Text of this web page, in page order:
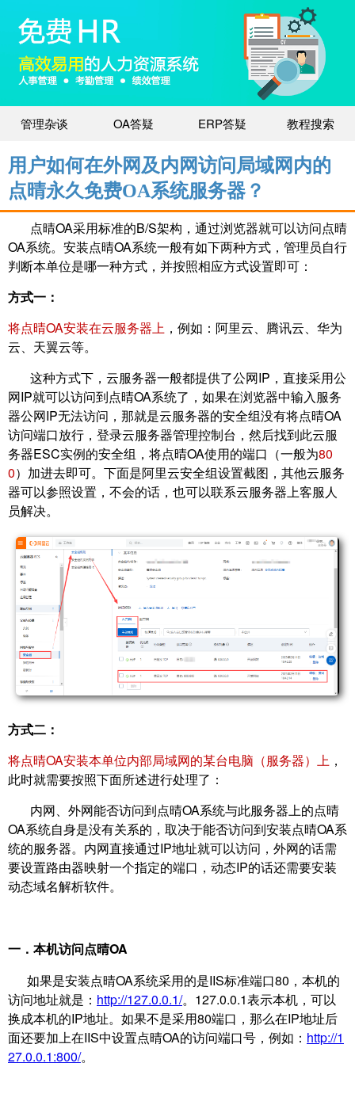
管理杂谈 OA答疑 ERP答疑 教程搜索
用户如何在外网及内网访问局域网内的
点晴永久免费OA系统服务器？
点晴OA采用标准的B/S架构，通过浏览器就可以访问点晴
OA系统。安装点晴OA系统一般有如下两种方式，管理员自行
判断本单位是哪一种方式，并按照相应方式设置即可：
方式一：
将点晴OA安装在云服务器上 ，例如：阿里云、腾讯云、华为
云、天翼云等。
这种方式下，云服务器一般都提供了公网IP，直接采用公
网IP就可以访问到点晴OA系统了，如果在浏览器中输入服务
器公网IP无法访问，那就是云服务器的安全组没有将点晴OA
访问端口放行，登录云服务器管理控制台，然后找到此云服
务器ESC实例的安全组，将点晴OA使用的端口（一般为80
0）加进去即可。下面是阿里云安全组设置截图，其他云服务
器可以参照设置，不会的话，也可以联系云服务器上客服人
员解决。
方式二：
将点晴OA安装本单位内部局域网的某台电脑（服务器）上 ，
此时就需要按照下面所述进行处理了：
内网、外网能否访问到点晴OA系统与此服务器上的点晴
OA系统自身是没有关系的，取决于能否访问到安装点晴OA系
统的服务器。内网直接通过IP地址就可以访问，外网的话需
要设置路由器映射一个指定的端口，动态IP的话还需要安装
动态域名解析软件。
一． 本机访问点晴OA
如果是安装点晴OA系统采用的是IIS标准端口80 ，本机的
访问地址就是： http://127.0.0.1/。 127.0.0.1表示本机，可以
换成本机的IP地址。如果不是采用80端口，那么在IP地址后
面还要加上在IIS中设置点晴OA的访问端口号，例如： http://1
27.0.0.1:800/。